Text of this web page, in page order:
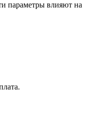
параметры влияют на